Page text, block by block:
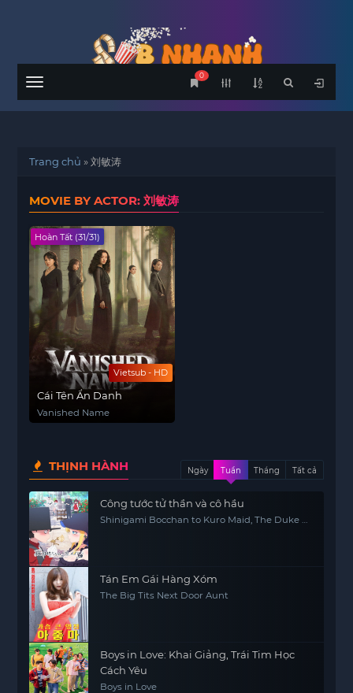
Menu
0
Trang chủ »刘敏涛
MOVIE BY ACTOR: 刘敏涛
Vietsub - HD
Hoàn Tất (31/31)
Cái Tên Ẩn Danh
Vanished Name
THỊNH HÀNH Ngày Tuần Tháng Tất cả
Công tước tử thần và cô hầu
Shinigami Bocchan to Kuro Maid, The Duke of
Tán Em Gái Hàng Xóm
The Big Tits Next Door Aunt
Boys in Love: Khai Giảng, Trái Tim Học
Cách Yêu
Boys in Love